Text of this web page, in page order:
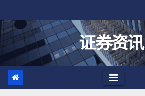
至
证券资讯